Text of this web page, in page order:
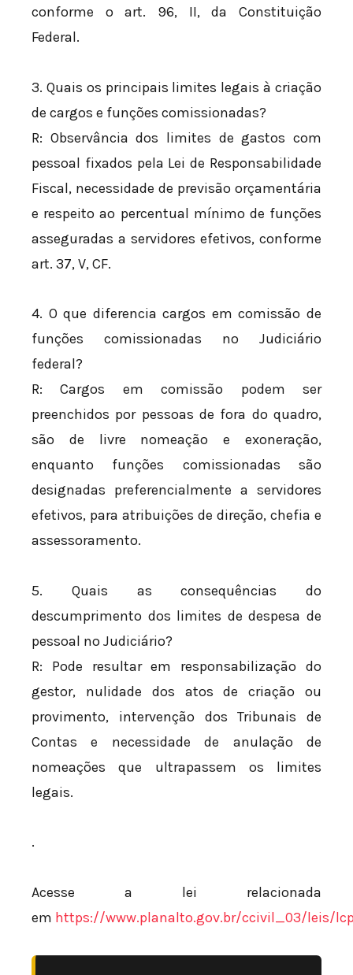
conforme o art. 96, II, da Constituição
Federal.
3. Quais os principais limites legais à criação
de cargos e funções comissionadas?
R: Observância dos limites de gastos com
pessoal fixados pela Lei de Responsabilidade
Fiscal, necessidade de previsão orçamentária
e respeito ao percentual mínimo de funções
asseguradas a servidores efetivos, conforme
art. 37, V, CF.
4. O que diferencia cargos em comissão de
funções comissionadas no Judiciário
federal?
R: Cargos em comissão podem ser
preenchidos por pessoas de fora do quadro,
são de livre nomeação e exoneração,
enquanto funções comissionadas são
designadas preferencialmente a servidores
efetivos, para atribuições de direção, chefia e
assessoramento.
5. Quais as consequências do
descumprimento dos limites de despesa de
pessoal no Judiciário?
R: Pode resultar em responsabilização do
gestor, nulidade dos atos de criação ou
provimento, intervenção dos Tribunais de
Contas e necessidade de anulação de
nomeações que ultrapassem os limites
legais.
.
Acesse a lei relacionada
em https://www.planalto.gov.br/ccivil_03/leis/